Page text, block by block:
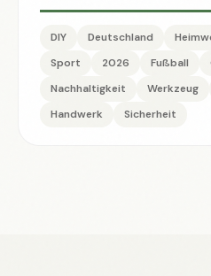
DIY Deutschland
Sport
2026 Fußball
Nachhaltigkeit
Werkzeug
Handwerk
Sicherheit